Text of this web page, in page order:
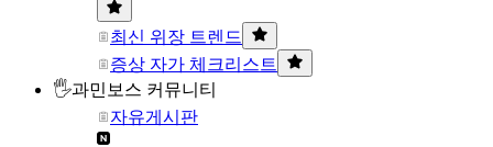
최신 위장 트렌드
증상 자가 체크리스트
🖐과민보스 커뮤니티
자유게시판